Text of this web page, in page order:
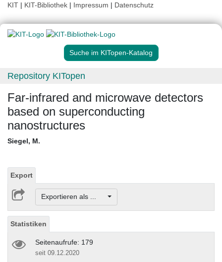
KIT | KIT-Bibliothek | Impressum | Datenschutz
Suche im KITopen-Katalog
Repository KITopen
Far-infrared and microwave detectors
based on superconducting
nanostructures
Siegel, M.
Export
Exportieren als ...
Statistiken
Seitenaufrufe: 179
seit 09.12.2020